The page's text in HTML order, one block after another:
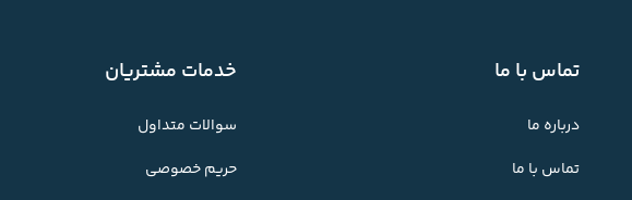
تماس با ما
درباره ما
تماس با ما
خدمات مشتریان
سوالات متداول
حریم خصوصی